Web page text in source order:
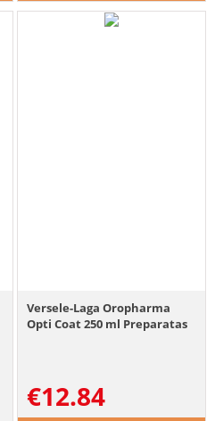
Versele-Laga Oropharma
Opti Coat 250 ml Preparatas
€12.84